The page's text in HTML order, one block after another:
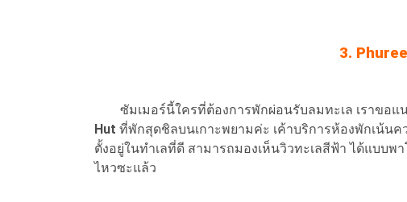
3.
ซัมเมอร์นี้ใครที่ต้องการพักผ่อนรับลมทะเล เราขอแ
Hut ที่พักสุดชิลบนเกาะพยามค่ะ เค้าบริการห้องพักเน้น
ตั้งอยู่ในทำเลที่ดี สามารถมองเห็นวิวทะเลสีฟ้า ได้แบบ
ไหวซะแล้ว